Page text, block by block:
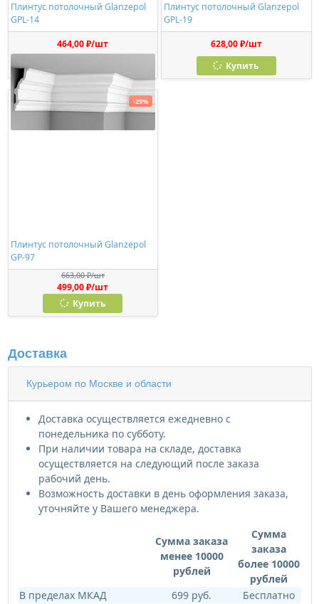
Плинтус потолочный Glanzepol
GPL-14
464,00 ₽/шт
Плинтус потолочный Glanzepol
GPL-19
628,00 ₽/шт
Купить
Плинтус потолочный Glanzepol
GP-97
663,00 ₽/шт
499,00 ₽/шт
Купить
-25%
Доставка
Курьером по Москве и области
Доставка осуществляется ежедневно с
понедельника по субботу.
При наличии товара на складе, доставка
осуществляется на следующий после заказа
рабочий день.
Возможность доставки в день оформления заказа,
уточняйте у Вашего менеджера.
Сумма заказа
менее 10000
рублей
Сумма
заказа
более 10000
рублей
В пределах МКАД
699 руб.
Бесплатно